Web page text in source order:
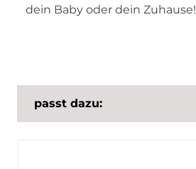
dein Baby oder dein Zuhause!
passt dazu: